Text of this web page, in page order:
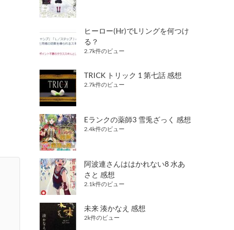
ヒーロー(Hr)でLリングを何つけ
る？
2.7k件のビュー
TRICK トリック 1 第七話 感想
2.7k件のビュー
Eランクの薬師3 雪兎ざっく 感想
2.4k件のビュー
阿波連さんははかれない8 水あ
さと 感想
2.1k件のビュー
未来 湊かなえ 感想
2k件のビュー